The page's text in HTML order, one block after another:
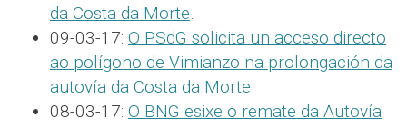
da Costa da Morte.
09-03-17: O PSdG solicita un acceso directo
ao polígono de Vimianzo na prolongación da
autovía da Costa da Morte.
08-03-17: O BNG esixe o remate da Autovía